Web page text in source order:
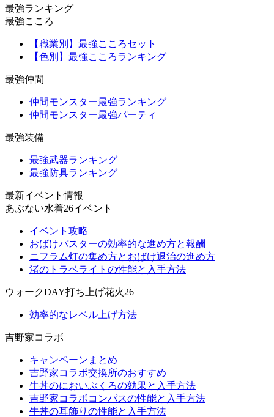
最強ランキング
最強こころ
【職業別】最強こころセット
【色別】最強こころランキング
最強仲間
仲間モンスター最強ランキング
仲間モンスター最強パーティ
最強装備
最強武器ランキング
最強防具ランキング
最新イベント情報
あぶない水着26イベント
イベント攻略
おばけバスターの効率的な進め方と報酬
ニフラム灯の集め方とおばけ退治の進め方
渚のトラベライトの性能と入手方法
ウォークDAY打ち上げ花火26
効率的なレベル上げ方法
吉野家コラボ
キャンペーンまとめ
吉野家コラボ交換所のおすすめ
牛丼のにおいぶくろの効果と入手方法
吉野家コラボコンパスの性能と入手方法
牛丼の耳飾りの性能と入手方法